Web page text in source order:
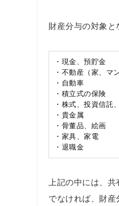
財産分与の対象と
・現金、預貯金
・不動産（家、マ
・自動車
・積立式の保険
・株式、投資信託
・貴金属
・骨董品、絵画
・家具、家電
・退職金
上記の中には、
でなければ、財産